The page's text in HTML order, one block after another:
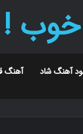
!
آهنگ شاد آهنگ